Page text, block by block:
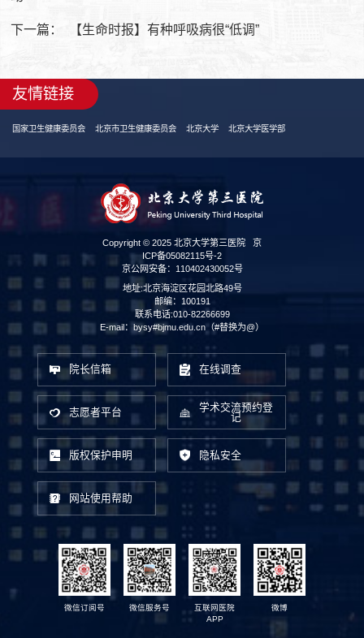
下一篇： 【生命时报】有种呼吸病很“低调”
友情链接
国家卫生健康委员会 北京市卫生健康委员会 北京大学 北京大学医学部
Copyright © 2025 北京大学第三医院 京
ICP备05082115号-2
京公网安备：110402430052号
地址:北京海淀区花园北路49号
邮编：100191
联系电话:010-82266699
E-mail：bysy#bjmu.edu.cn（#替换为@）
院长信箱 在线调查
志愿者平台
学术交流预约登
记
版权保护申明 隐私安全
网站使用帮助
微信订阅号 微信服务号
互联网医院
APP
微博